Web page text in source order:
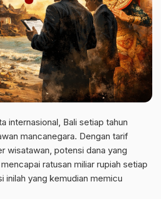
internasional, Bali setiap tahun
mancanegara. Dengan tarif
wisatawan, potensi dana yang
ratusan miliar rupiah setiap
inilah yang kemudian memicu